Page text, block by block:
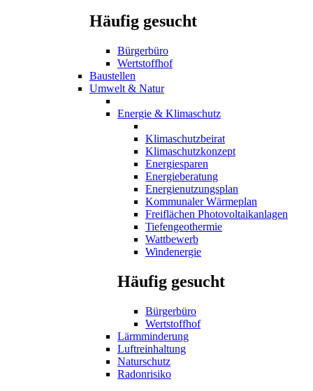
Häufig gesucht
Bürgerbüro
Wertstoffhof
Baustellen
Umwelt & Natur
Energie & Klimaschutz
Klimaschutzbeirat
Klimaschutzkonzept
Energiesparen
Energieberatung
Energienutzungsplan
Kommunaler Wärmeplan
Freiflächen Photovoltaikanlagen
Tiefengeothermie
Wattbewerb
Windenergie
Häufig gesucht
Bürgerbüro
Wertstoffhof
Lärmminderung
Luftreinhaltung
Naturschutz
Radonrisiko